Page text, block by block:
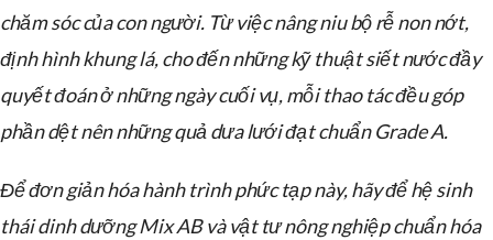
chăm sóc của con người. Từ việc nâng niu bộ rễ non nớt,
định hình khung lá, cho đến những kỹ thuật siết nước đầy
quyết đoán ở những ngày cuối vụ, mỗi thao tác đều góp
phần dệt nên những quả dưa lưới đạt chuẩn Grade A.
Để đơn giản hóa hành trình phức tạp này, hãy để hệ sinh
thái dinh dưỡng Mix AB và vật tư nông nghiệp chuẩn hóa